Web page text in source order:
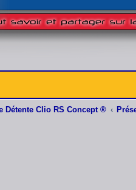
Détente Clio RS Concept ®